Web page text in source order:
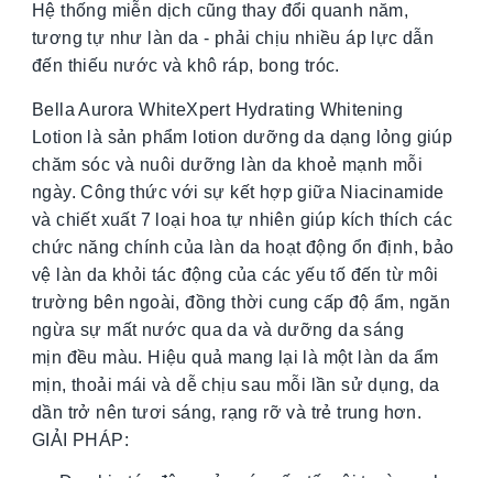
Hệ thống miễn dịch cũng thay đổi quanh năm,
tương tự như làn da - phải chịu nhiều áp lực dẫn
đến thiếu nước và khô ráp, bong tróc.
Bella Aurora WhiteXpert Hydrating Whitening
Lotion là sản phẩm lotion dưỡng da dạng lỏng giúp
chăm sóc và nuôi dưỡng làn da khoẻ mạnh mỗi
ngày. Công thức với sự kết hợp giữa Niacinamide
và chiết xuất 7 loại hoa tự nhiên giúp kích thích các
chức năng chính của làn da hoạt động ổn định, bảo
vệ làn da khỏi tác động của các yếu tố đến từ môi
trường bên ngoài, đồng thời cung cấp độ ẩm, ngăn
ngừa sự mất nước qua da và dưỡng da sáng
mịn đều màu. Hiệu quả mang lại là một làn da ẩm
mịn, thoải mái và dễ chịu sau mỗi lần sử dụng, da
dần trở nên tươi sáng, rạng rỡ và trẻ trung hơn.
GIẢI PHÁP: